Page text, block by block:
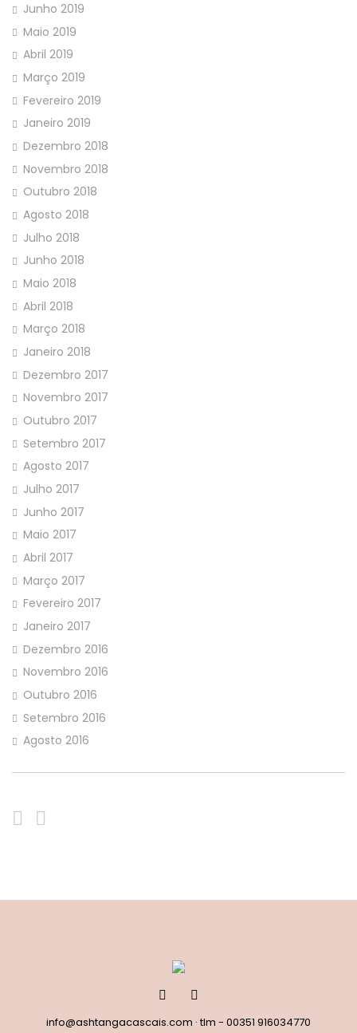
Junho 2019
Maio 2019
Abril 2019
Março 2019
Fevereiro 2019
Janeiro 2019
Dezembro 2018
Novembro 2018
Outubro 2018
Agosto 2018
Julho 2018
Junho 2018
Maio 2018
Abril 2018
Março 2018
Janeiro 2018
Dezembro 2017
Novembro 2017
Outubro 2017
Setembro 2017
Agosto 2017
Julho 2017
Junho 2017
Maio 2017
Abril 2017
Março 2017
Fevereiro 2017
Janeiro 2017
Dezembro 2016
Novembro 2016
Outubro 2016
Setembro 2016
Agosto 2016
info@ashtangacascais.com · tlm - 00351 916034770